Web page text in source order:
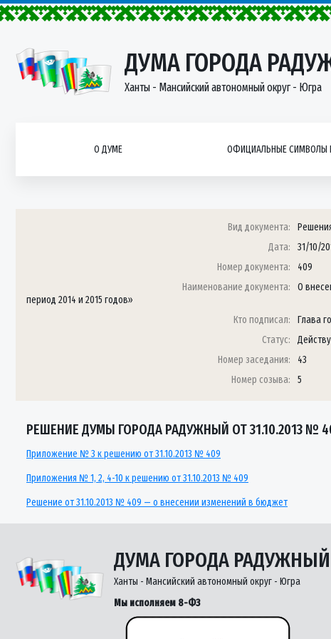
ДУМА ГОРОДА
Ханты - Мансийский автономный округ - Югра
О ДУМЕ ОФИЦИАЛЬНЫЕ СИМВОЛЫ
Вид документа:
Дата:
31/10/
Номер документа:
409
Наименование документа:
О
период 2014 и 2015 годов»
Кто подписал:
Глава
Статус:
Номер заседания:
43
Номер созыва:
5
РЕШЕНИЕ ДУМЫ ГОРОДА РАДУЖНЫЙ ОТ 31.10.2013 №
Приложение № 3 к решению от 31.10.2013 № 409
Приложения № 1, 2, 4-10 к решению от 31.10.2013 № 409
Решение от 31.10.2013 № 409 — о внесении изменений в бюджет
ДУМА ГОРОДА РАДУЖНЫЙ
Ханты - Мансийский автономный округ - Югра
Мы исполняем 8-ФЗ